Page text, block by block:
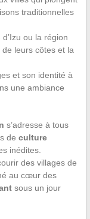
traditionnelles
ou la région
leurs côtes et la
et son identité à
une ambiance
s’adresse à tous
de culture
inédites.
des villages de
au cœur des
sous un jour